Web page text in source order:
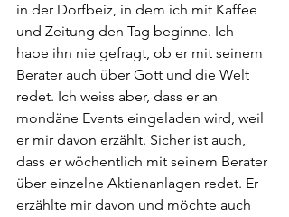
in der Dorfbeiz, in dem ich mit Kaffee
und Zeitung den Tag beginne. Ich
habe ihn nie gefragt, ob er mit seinem
Berater auch über Gott und die Welt
redet. Ich weiss aber, dass er an
mondäne Events eingeladen wird, weil
er mir davon erzählt. Sicher ist auch,
dass er wöchentlich mit seinem Berater
über einzelne Aktienanlagen redet. Er
erzählte mir davon und möchte auch